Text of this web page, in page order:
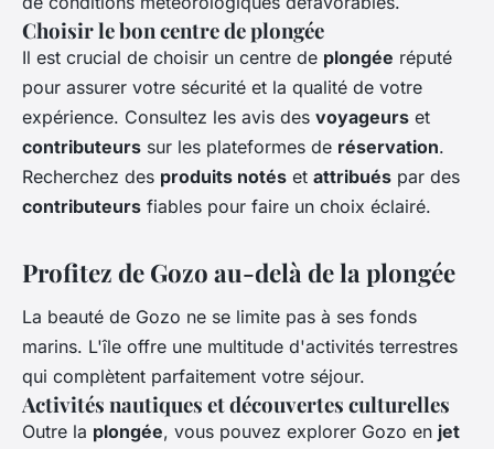
Choisir le bon centre de plongée
Il est crucial de choisir un centre de plongée réputé
pour assurer votre sécurité et la qualité de votre
expérience. Consultez les avis des voyageurs et
contributeurs sur les plateformes de réservation.
Recherchez des produits notés et attribués par des
contributeurs fiables pour faire un choix éclairé.
Profitez de Gozo au-delà de la plongée
La beauté de Gozo ne se limite pas à ses fonds
marins. L'île offre une multitude d'activités terrestres
qui complètent parfaitement votre séjour.
Activités nautiques et découvertes culturelles
Outre la plongée, vous pouvez explorer Gozo en jet